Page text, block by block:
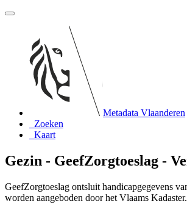
Metadata Vlaanderen
Zoeken
Kaart
Gezin - GeefZorgtoeslag -
GeefZorgtoeslag ontsluit handicapgegevens
worden aangeboden door het Vlaams Kadaster.